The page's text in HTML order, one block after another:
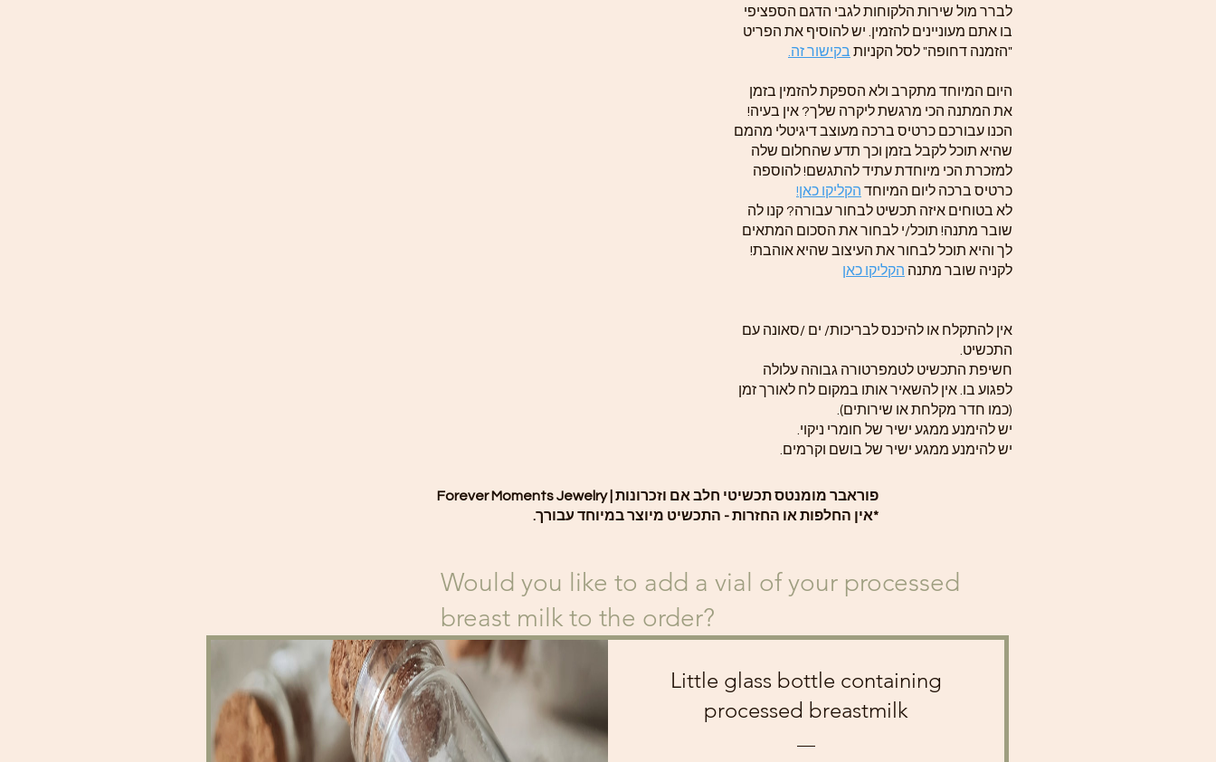
לברר מול שירות הלקוחות לגבי הדגם הספציפי
בו אתם מעוניינים להזמין. יש להוסיף את הפריט
"הזמנה דחופה" לסל הקניות בקישור זה.
היום המיוחד מתקרב ולא הספקת להזמין בזמן
את המתנה הכי מרגשת ליקרה שלך? אין בעיה!
הכנו עבורכם כרטיס ברכה מעוצב דיגיטלי מהמם
שהיא תוכל לקבל בזמן וכך תדע שהחלום שלה
למזכרת הכי מיוחדת עתיד להתגשם! להוספה
כרטיס ברכה ליום המיוחד הקליקו כאן!
לא בטוחים איזה תכשיט לבחור עבורה? קנו לה
שובר מתנה! תוכל/י לבחור את הסכום המתאים
לך והיא תוכל לבחור את העיצוב שהיא אוהבת!
לקניה שובר מתנה הקליקו כאן
אין להתקלח או להיכנס לבריכות/ ים /סאונה עם
התכשיט.
חשיפת התכשיט לטמפרטורה גבוהה עלולה
לפגוע בו. אין להשאיר אותו במקום לח לאורך זמן
(כמו חדר מקלחת או שירותים).
יש להימנע ממגע ישיר של חומרי ניקוי.
יש להימנע ממגע ישיר של בושם וקרמים.
פוראבר מומנטס תכשיטי חלב אם וזכרונות | Forever Moments Jewelry
*אין החלפות או החזרות - התכשיט מיוצר במיוחד עבורך.
Would you like to add a vial of your processed
breast milk to the order?
Little glass bottle containing
processed breastmilk